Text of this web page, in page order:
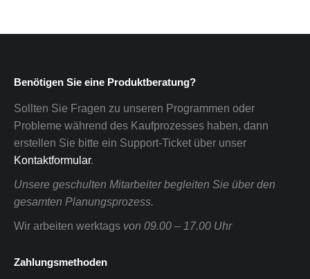
Benötigen Sie eine Produktberatung?
Sollten Sie Fragen zu unseren Programmen oder
Probleme während des Kaufprozesses haben, dann
erstellen Sie bitte ein Support-Ticket über unser
Kontaktformular.
Unsere geschulten Mitarbeiter begleiten Sie über den
gesamten Planungsprozess.
Wir arbeiten werktags von 09.00 – 17.00 Uhr
Zahlungsmethoden